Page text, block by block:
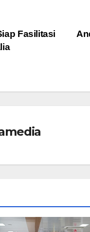
Fasilitasi